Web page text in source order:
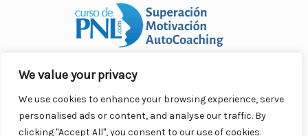
We value your privacy
We use cookies to enhance your browsing experience, serve
personalised ads or content, and analyse our traffic. By
clicking "Accept All", you consent to our use of cookies.
Curso Práctico de PNL a distancia
derechos reservados.
Contacto |
Privacidad | Términos Legales |
Antispam |
Responsabilidad